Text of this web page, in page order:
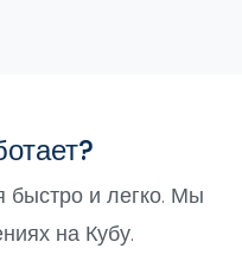
быстро и легко. Мы
на Кубу.